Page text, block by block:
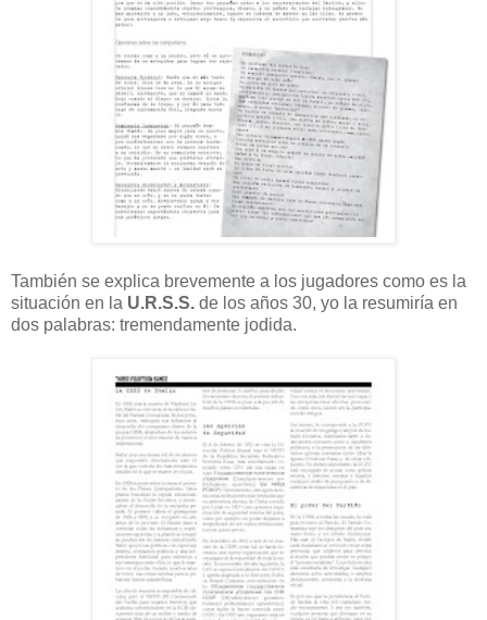
También se explica brevemente a los jugadores como es la
situación en la U.R.S.S. de los años 30, yo la resumiría en
dos palabras: tremendamente jodida.